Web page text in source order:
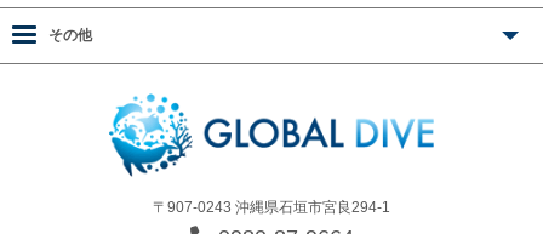
〒907-0243 沖縄県石垣市宮良294-1
その他